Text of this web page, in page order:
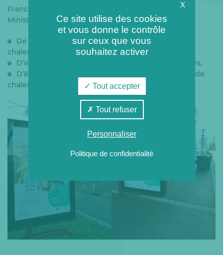
France Chaleur Urbaine est un service gratuit du
Ministère de la transition énergétique qui permet :
De découvrir les emplacements des réseaux de
chaleur,
D’informer sur les modes de chauffage disponibles,
D’être mis en relation avec l’exploitant du réseau de
chaleur le plus proche de chez soi.
X
Ce site utilise des cookies
et vous donne le contrôle
sur ceux que vous
souhaitez activer
Tout accepter
Tout refuser
Personnaliser
Politique de confidentialité